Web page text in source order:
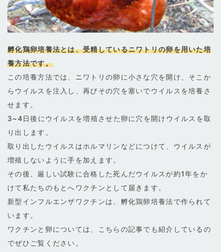
孵化鶏卵培養法とは、受精しているニワトリの卵を用いた培
養方法です。
この培養方法では、ニワトリの卵に小さな穴を開け、そこか
らウイルスを注入し、再びその穴を塞いでウイルスを培養さ
せます。
3~4日後にウイルスを増殖させた卵に穴を開けウイルスを取
り出します。
取り出したウイルスはホルマリンなどにつけて、ウイルスが
増殖しないように手を加えます。
その後、厳しい試験に合格した死んだウイルスが約1年をか
けて私たちのもとへワクチンとして届きます。
新型インフルエンザワクチンは、孵化鶏卵培養法で作られて
います。
ワクチンと卵については、こちらの記事でも紹介しているの
でぜひご覧ください。